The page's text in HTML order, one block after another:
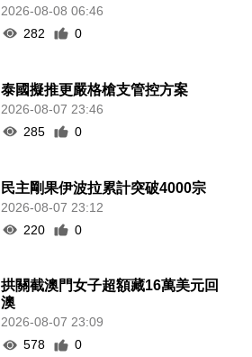
2026-08-08 06:46
282
0
泰國擬推更嚴格槍支管控方案
2026-08-07 23:46
285
0
民主剛果伊波拉累計突破4000宗
2026-08-07 23:12
220
0
拱關截澳門女子超額藏16萬美元回
澳
2026-08-07 23:09
578
0